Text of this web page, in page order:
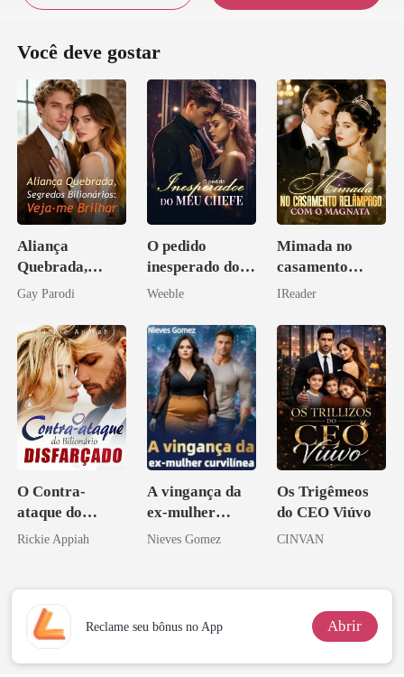
Você deve gostar
Aliança
Quebrada,
Segredos
Veja-me Brilhar
Gay Parodi
O pedido
inesperado do
meu chefe
Weeble
Mimada no
casamento
relâmpago com
IReader
O Contra-
ataque do
Bilionário
Rickie Appiah
A vingança da
ex-mulher
curvilínea
Nieves Gomez
Os Trigêmeos
do CEO Viúvo
CINVAN
Reclame seu bônus no App Abrir